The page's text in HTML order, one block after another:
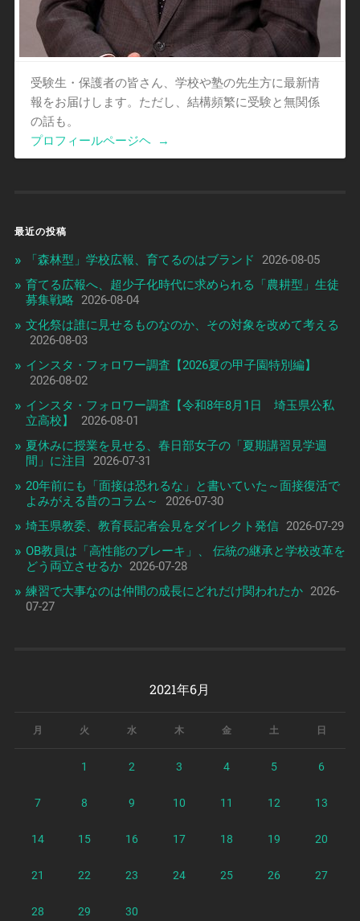
受験生・保護者の皆さん、学校や塾の先生方に最新情
報をお届けします。ただし、結構頻繁に受験と無関係
の話も。
プロフィールページヘ
→
最近の投稿
「森林型」学校広報、育てるのはブランド
2026-08-05
育てる広報へ、超少子化時代に求められる「農耕型」生徒
募集戦略
2026-08-04
文化祭は誰に見せるものなのか、その対象を改めて考える
2026-08-03
インスタ・フォロワー調査【2026夏の甲子園特別編】
2026-08-02
インスタ・フォロワー調査【令和8年8月1日 埼玉県公私
立高校】
2026-08-01
夏休みに授業を見せる、春日部女子の「夏期講習見学週
間」に注目
2026-07-31
20年前にも「面接は恐れるな」と書いていた～面接復活で
よみがえる昔のコラム～
2026-07-30
埼玉県教委、教育長記者会見をダイレクト発信 2026-07-29
OB教員は「高性能のブレーキ」、 伝統の継承と学校改革を
どう両立させるか 2026-07-28
練習で大事なのは仲間の成長にどれだけ関われたか 2026-
07-27
2021年6月
月 火 水 木 金 土 日
1 2 3 4 5 6
7 8 9 10 11 12 13
14 15 16 17 18 19 20
21 22 23 24 25 26 27
28 29 30